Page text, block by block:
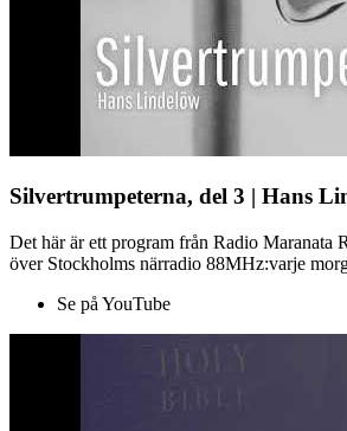
Silvertrumpeterna, del 3 | Hans
Det här är ett program från Radio Maranata
över Stockholms närradio 88MHz:varje
Se på YouTube